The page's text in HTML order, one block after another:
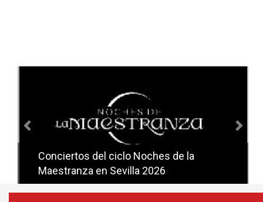
Conciertos del ciclo Noches de la
Maestranza en Sevilla 2026
Conciertos del ciclo Candlelight en
Sevilla